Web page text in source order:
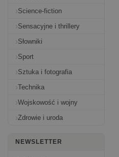
Science-fiction
Sensacyjne i thrillery
Słowniki
Sport
Sztuka i fotografia
Technika
Wojskowość i wojny
Zdrowie i uroda
NEWSLETTER